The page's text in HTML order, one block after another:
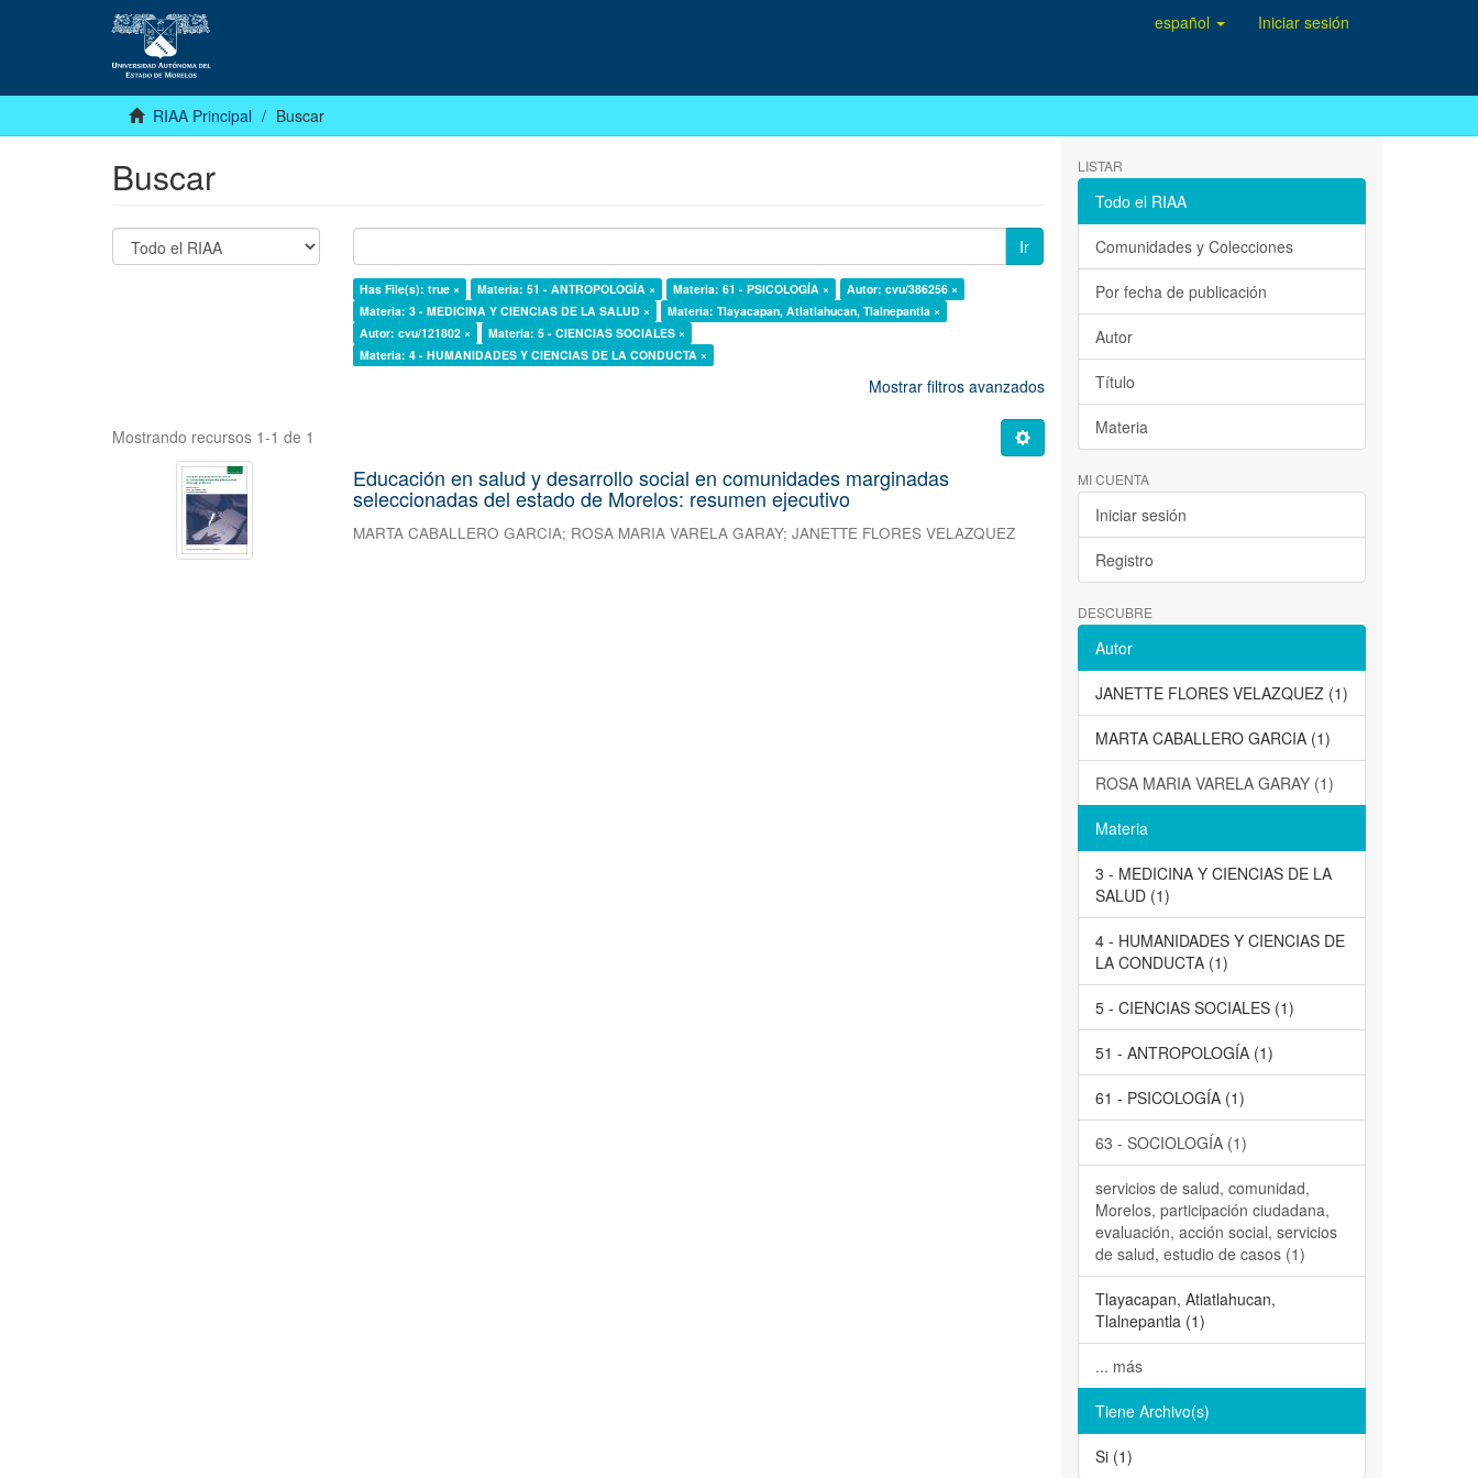
español Iniciar sesión
RIAA Principal Buscar
Buscar
Ir
Has File(s): true × Materia: 51 - ANTROPOLOGÍA × Materia: 61 - PSICOLOGÍA ×
Autor: cvu/386256 ×
Materia: 3 - MEDICINA Y CIENCIAS DE LA SALUD ×
Materia: Tlayacapan, Atlatlahucan, Tlalnepantla ×
Autor: cvu/121802 ×
Materia: 5 - CIENCIAS SOCIALES ×
Materia: 4 - HUMANIDADES Y CIENCIAS DE LA CONDUCTA ×
Mostrar filtros avanzados
Mostrando recursos 1-1 de 1
Educación en salud y desarrollo social en comunidades marginadas
seleccionadas del estado de Morelos: resumen ejecutivo
MARTA CABALLERO GARCIA; ROSA MARIA VARELA GARAY;JANETTE FLORES VELAZQUEZ
LISTAR
Todo el RIAA
Comunidades y Colecciones
Por fecha de publicación
Autor
Título
Materia
MI CUENTA
Iniciar sesión
Registro
DESCUBRE
Autor
JANETTE FLORES VELAZQUEZ (1)
MARTA CABALLERO GARCIA (1)
ROSA MARIA VARELA GARAY (1)
Materia
3 - MEDICINA Y CIENCIAS DE LA
SALUD (1)
4 - HUMANIDADES Y CIENCIAS DE
LA CONDUCTA (1)
5 - CIENCIAS SOCIALES (1)
51 - ANTROPOLOGÍA (1)
61 - PSICOLOGÍA (1)
63 - SOCIOLOGÍA (1)
servicios de salud, comunidad,
Morelos, participación ciudadana,
evaluación, acción social, servicios
de salud, estudio de casos (1)
Tlayacapan, Atlatlahucan,
Tlalnepantla (1)
... más
Tiene Archivo(s)
Si (1)